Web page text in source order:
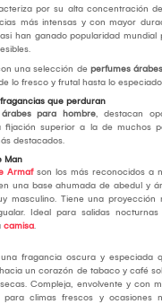
por su alta concentración
más intensas y con mayor
han ganado popularidad
una selección de perfumes árabes
lo fresco y frutal hasta lo
que perduran
para hombre, destacan
fijación superior a la de muchos
destacados.
Man
Armafson los más reconocidos a
una base ahumada de abedul y
masculino. Tiene una proyección
Ideal para salidas nocturnas
camisa.
fragancia oscura y especiada
un corazón de tabaco y café
Compleja, envolvente y con
para climas frescos y ocasiones